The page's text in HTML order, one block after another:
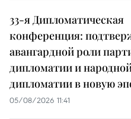
33-я Дипломатическая
конференция:
авангардной роли
дипломатии и
дипломатии в новую
05/08/2026 11:41